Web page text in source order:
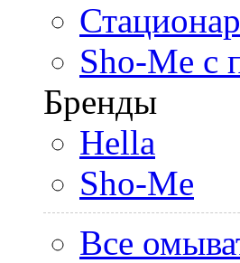
Sho-Me с
Бренды
Hella
Sho-Me
Все